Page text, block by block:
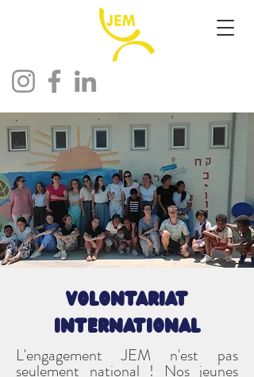
Volontariat
International
L'engagement JEM n'est pas
seulement national ! Nos jeunes